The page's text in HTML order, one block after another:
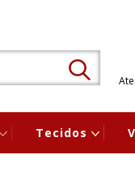
Tecidos